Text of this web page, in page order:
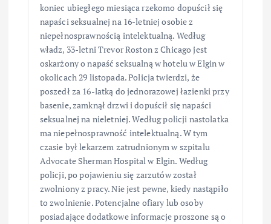
koniec ubiegłego miesiąca rzekomo dopuścił się
napaści seksualnej na 16-letniej osobie z
niepełnosprawnością intelektualną. Według
władz, 33-letni Trevor Roston z Chicago jest
oskarżony o napaść seksualną w hotelu w Elgin w
okolicach 29 listopada. Policja twierdzi, że
poszedł za 16-latką do jednorazowej łazienki przy
basenie, zamknął drzwi i dopuścił się napaści
seksualnej na nieletniej. Według policji nastolatka
ma niepełnosprawność intelektualną. W tym
czasie był lekarzem zatrudnionym w szpitalu
Advocate Sherman Hospital w Elgin. Według
policji, po pojawieniu się zarzutów został
zwolniony z pracy. Nie jest pewne, kiedy nastąpiło
to zwolnienie. Potencjalne ofiary lub osoby
posiadające dodatkowe informacje proszone są o